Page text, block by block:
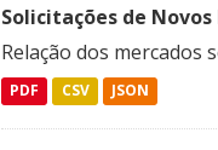
Solicitações de
Relação dos
PDF CSV JSON